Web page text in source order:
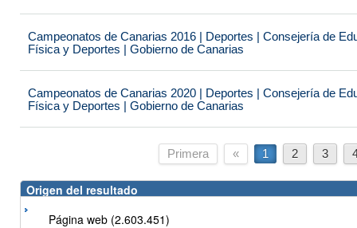
Campeonatos de Canarias 2016 | Deportes | Consejería de
Física y Deportes | Gobierno de Canarias
Campeonatos de Canarias 2020 | Deportes | Consejería de
Física y Deportes | Gobierno de Canarias
Primera « 1 2 3
Origen del resultado
Página web (2.603.451)